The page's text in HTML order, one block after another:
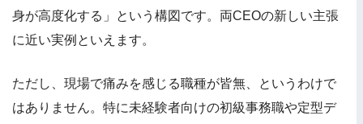
身が高度化する」という構図です。両CEOの新しい主張
に近い実例といえます。
ただし、現場で痛みを感じる職種が皆無、というわけで
はありません。特に未経験者向けの初級事務職や定型デ